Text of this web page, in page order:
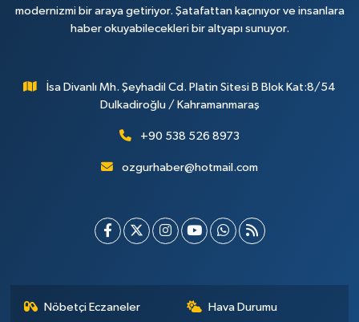
modernizmi bir araya getiriyor. Şatafattan kaçınıyor ve insanlara
haber okuyabilecekleri bir altyapı sunuyor.
İsa Divanlı Mh. Şeyhadil Cd. Platin Sitesi B Blok Kat:8/54
Dulkadiroğlu / Kahramanmaraş
+90 538 526 8973
ozgurhaber@hotmail.com
Nöbetçi Eczaneler Hava Durumu